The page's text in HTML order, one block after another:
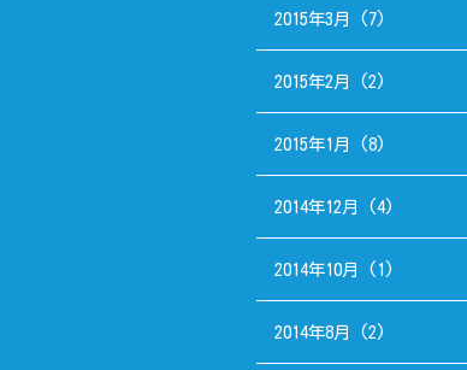
2015年3月 (7)
2015年2月 (2)
2015年1月 (8)
2014年12月 (4)
2014年10月 (1)
2014年8月 (2)